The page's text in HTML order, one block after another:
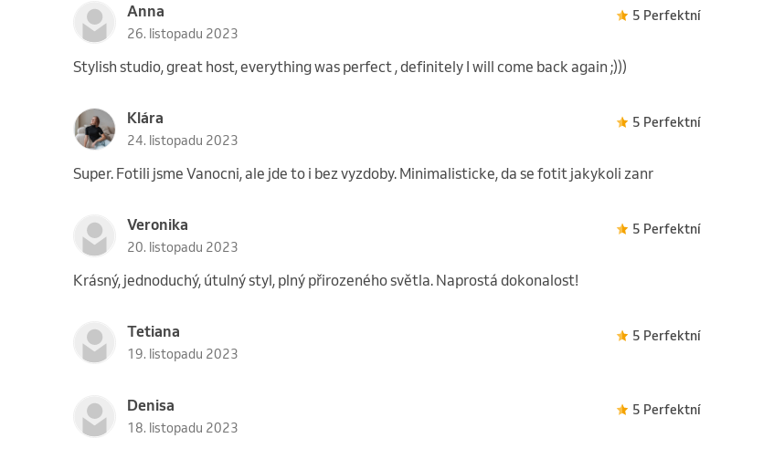
Anna
26. listopadu 2023
5 Perfektní
Stylish studio, great host, everything was perfect , definitely I will come back again ;)))
Klára
24. listopadu 2023
5 Perfektní
Super. Fotili jsme Vanocni, ale jde to i bez vyzdoby. Minimalisticke, da se fotit jakykoli zanr
Veronika
20. listopadu 2023
5 Perfektní
Krásný, jednoduchý, útulný styl, plný přirozeného světla. Naprostá dokonalost!
Tetiana
19. listopadu 2023
5 Perfektní
Denisa
18. listopadu 2023
5 Perfektní